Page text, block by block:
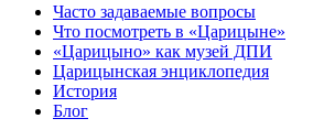
Часто задаваемые вопросы
Что посмотреть в «Царицыне»
«Царицыно» как музей ДПИ
Царицынская энциклопедия
История
Блог